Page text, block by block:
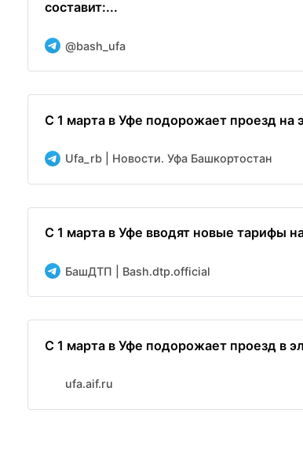
составит:...
@bash_ufa
С 1 марта в Уфе подорожает проезд
Ufa_rb | Новости. Уфа Башкортостан
С 1 марта в Уфе вводят новые тарифы
БашДТП | Bash.dtp.official
С 1 марта в Уфе подорожает проезд в
ufa.aif.ru